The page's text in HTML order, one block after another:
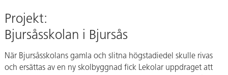
Logga in / Registrera dig
Hitta din säljare
Projekt:
Bjursåsskolan i Bjursås
När Bjursåsskolans gamla och slitna högstadiedel skulle rivas
och ersättas av en ny skolbyggnad fick Lekolar uppdraget att